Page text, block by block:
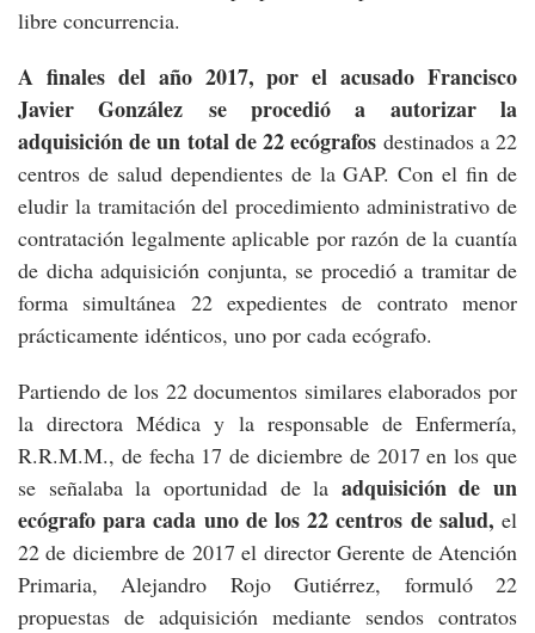
libre concurrencia.
A finales del año 2017, por el acusado Francisco
Javier González se procedió a autorizar la
adquisición de un total de 22 ecógrafos destinados a 22
centros de salud dependientes de la GAP. Con el fin de
eludir la tramitación del procedimiento administrativo de
contratación legalmente aplicable por razón de la cuantía
de dicha adquisición conjunta, se procedió a tramitar de
forma simultánea 22 expedientes de contrato menor
prácticamente idénticos, uno por cada ecógrafo.
Partiendo de los 22 documentos similares elaborados por
la directora Médica y la responsable de Enfermería,
R.R.M.M., de fecha 17 de diciembre de 2017 en los que
se señalaba la oportunidad de la adquisición de un
ecógrafo para cada uno de los 22 centros de salud, el
22 de diciembre de 2017 el director Gerente de Atención
Primaria, Alejandro Rojo Gutiérrez, formuló 22
propuestas de adquisición mediante sendos contratos